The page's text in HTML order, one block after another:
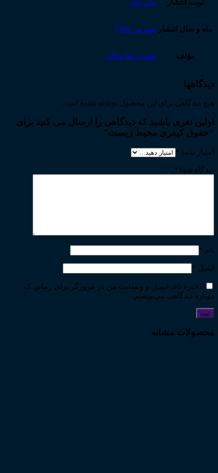
نوبت انتشار چاپ اول
ماه و سال انتشار شهریور 1399
مؤلف محمدرضا ساکی
دیدگاهها
هیچ دیدگاهی برای این محصول نوشته نشده است.
اولین نفری باشید که دیدگاهی را ارسال می کنید برای
“حقوق کیفری محیط زیست”
امتیاز شما *
دیدگاه شما *
نام *
ایمیل *
ذخیره نام، ایمیل و وبسایت من در مرورگر برای زمانی که
دوباره دیدگاهی می‌نویسم.
محصولات مشابه